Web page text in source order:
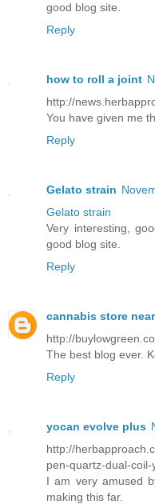
good blog site.
Reply
how to roll a joint
http://
You have given me
Reply
Gelato strain
Gelato strain
Very interesting,
good blog site.
Reply
cannabis store
http://
The best blog ever.
Reply
yocan evolve plus
http://
pen-quartz-dual-coil-
I am very amused
making this far.